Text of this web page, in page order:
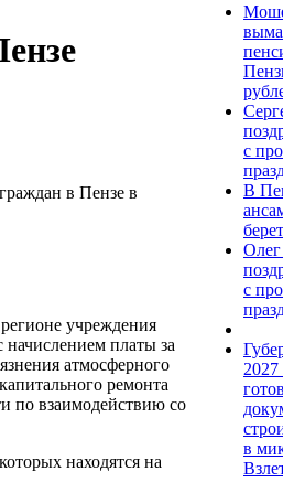
в Пензе в
учреждения
платы за
атмосферного
ремонта
по взаимодействию со
находятся на
с
В
с
2027
в